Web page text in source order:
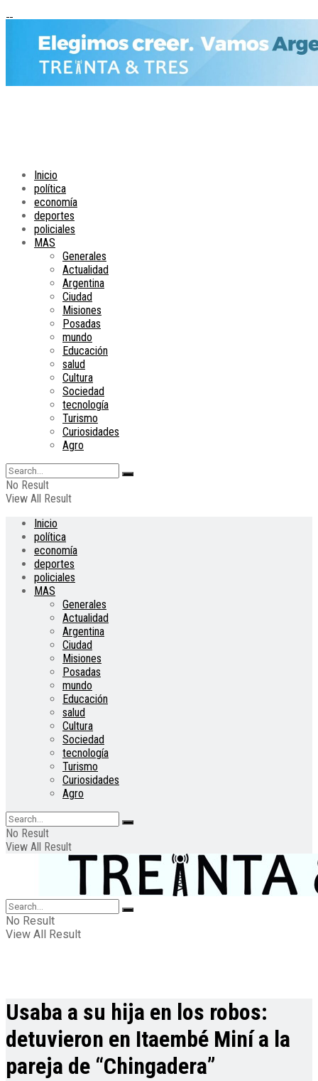
Inicio
política
economía
deportes
policiales
MAS
Generales
Actualidad
Argentina
Ciudad
Misiones
Posadas
mundo
Educación
salud
Cultura
Sociedad
tecnología
Turismo
Curiosidades
Agro
No Result
View All Result
Inicio
política
economía
deportes
policiales
MAS
Generales
Actualidad
Argentina
Ciudad
Misiones
Posadas
mundo
Educación
salud
Cultura
Sociedad
tecnología
Turismo
Curiosidades
Agro
No Result
View All Result
No Result
View All Result
Usaba a su hija en los robos:
detuvieron en Itaembé Miní a la
pareja de “Chingadera”